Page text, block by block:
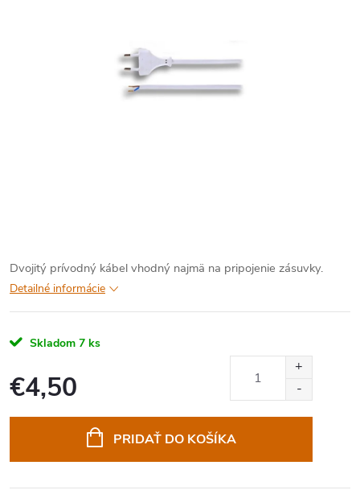
Dvojitý prívodný kábel vhodný najmä na pripojenie zásuvky.
Detailné informácie
Skladom 7 ks
€4,50
PRIDAŤ DO KOŠÍKA